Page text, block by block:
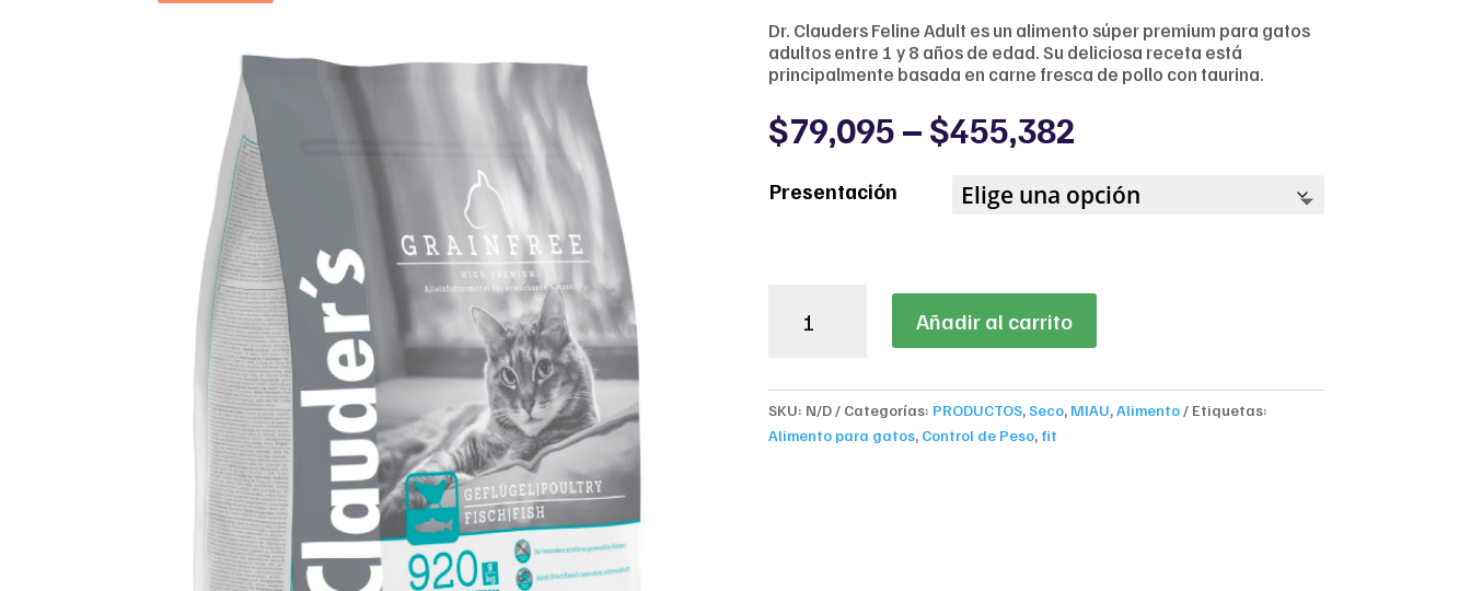
Dr. Clauders Feline Adult es un alimento súper premium para gatos
adultos entre 1 y 8 años de edad. Su deliciosa receta está
principalmente basada en carne fresca de pollo con taurina.
$79,095 – $455,382
$79,095
through
Presentación
Clauder's
Free
cantidad
Añadir al carrito
SKU: N/D Categorías: PRODUCTOS,Seco, MIAU,Alimento
Etiquetas:
Alimento para gatos, Control de Peso, fit